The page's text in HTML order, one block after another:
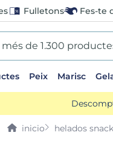
Fulletons Fes-te
de 1.300 productes...
Peix Marisc
helados